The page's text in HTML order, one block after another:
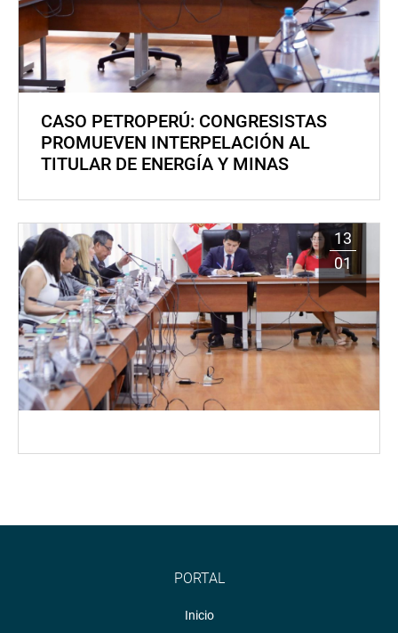
CASO PETROPERÚ: CONGRESISTAS
PROMUEVEN INTERPELACIÓN AL
TITULAR DE ENERGÍA Y MINAS
13
01
PORTAL
Inicio